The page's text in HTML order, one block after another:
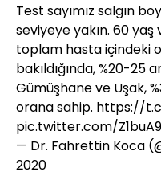
Test sayımız salgın
seviyeye yakın. 60
toplam hasta içindeki
bakıldığında, %20-25
Gümüşhane ve Uşak,
orana sahip. https://
pic.twitter.com/
— Dr. Fahrettin Koca
2020